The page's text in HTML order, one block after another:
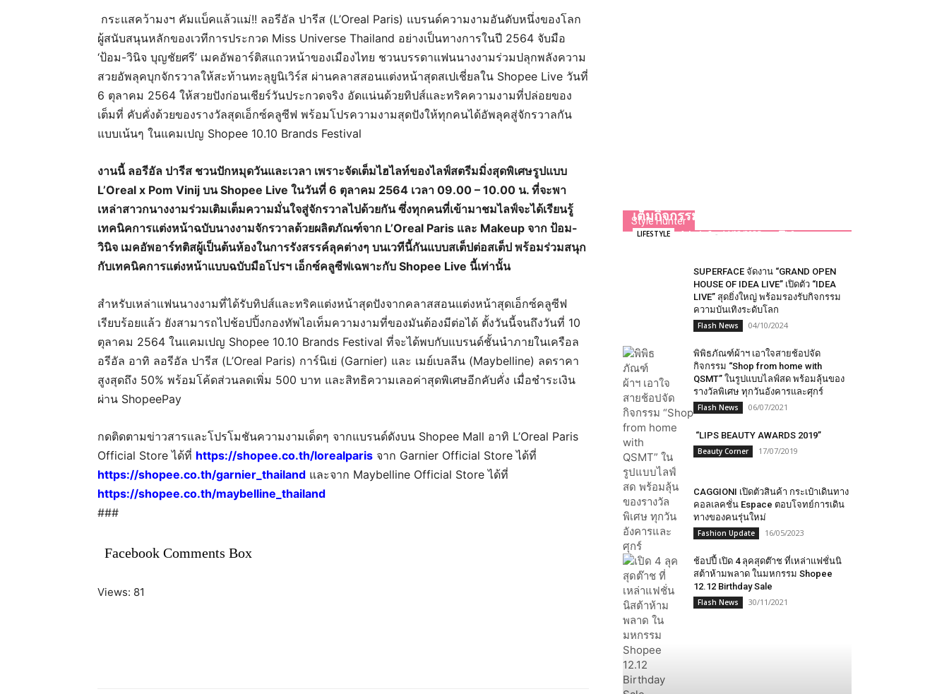
กระแสคว้ามงฯ คัมแบ็คแล้วแม่!! ลอรีอัล ปารีส (L’Oreal Paris) แบรนด์ความงามอันดับหนึ่งของโลก
ผู้สนับสนุนหลักของเวทีการประกวด Miss Universe Thailand อย่างเป็นทางการในปี 2564 จับมือ
‘ป้อม-วินิจ บุญชัยศรี’ เมคอัพอาร์ติสแถวหน้าของเมืองไทย ชวนบรรดาแฟนนางงามร่วมปลุกพลังความ
สวยอัพลุคบุกจักรวาลให้สะท้านทะลุยูนิเวิร์ส ผ่านคลาสสอนแต่งหน้าสุดสเปเชี่ยลใน Shopee Live วันที่
6 ตุลาคม 2564 ให้สวยปังก่อนเชียร์วันประกวดจริง อัดแน่นด้วยทิปส์และทริคความงามที่ปล่อยของ
เต็มที่ คับคั่งด้วยของรางวัลสุดเอ็กซ์คลูซีฟ พร้อมโปรความงามสุดปังให้ทุกคนได้อัพลุคสู่จักรวาลกัน
แบบเน้นๆ ในแคมเปญ Shopee 10.10 Brands Festival
งานนี้ ลอรีอัล ปารีส ชวนปักหมุดวันและเวลา เพราะจัดเต็มไฮไลท์ของไลฟ์สตรีมมิ่งสุดพิเศษรูปแบบ
L’Oreal x Pom Vinij บน Shopee Live ในวันที่ 6 ตุลาคม 2564 เวลา 09.00 – 10.00 น. ที่จะพา
เหล่าสาวกนางงามร่วมเติมเต็มความมั่นใจสู่จักรวาลไปด้วยกัน ซึ่งทุกคนที่เข้ามาชมไลฟ์จะได้เรียนรู้
เทคนิคการแต่งหน้าฉบับนางงามจักรวาลด้วยผลิตภัณฑ์จาก L’Oreal Paris และ Makeup จาก ป้อม-
วินิจ เมคอัพอาร์ทติสผู้เป็นต้นห้องในการรังสรรค์ลุคต่างๆ บนเวทีนี้กันแบบสเต็ปต่อสเต็ป พร้อมร่วมสนุก
กับเทคนิคการแต่งหน้าแบบฉบับมือโปรฯ เอ็กซ์คลูซีฟเฉพาะกับ Shopee Live นี้เท่านั้น
สำหรับเหล่าแฟนนางงามที่ได้รับทิปส์และทริคแต่งหน้าสุดปังจากคลาสสอนแต่งหน้าสุดเอ็กซ์คลูซีฟ
เรียบร้อยแล้ว ยังสามารถไปช้อปปิ้งกองทัพไอเท็มความงามที่ของมันต้องมีต่อได้ ตั้งวันนี้จนถึงวันที่ 10
ตุลาคม 2564 ในแคมเปญ Shopee 10.10 Brands Festival ที่จะได้พบกับแบรนด์ชั้นนำภายในเครือล
อรีอัล อาทิ ลอรีอัล ปารีส (L’Oreal Paris) การ์นิเย่ (Garnier) และ เมย์เบลลีน (Maybelline) ลดราคา
สูงสุดถึง 50% พร้อมโค้ดส่วนลดเพิ่ม 500 บาท และสิทธิความเลอค่าสุดพิเศษอีกคับคั่ง เมื่อชำระเงิน
ผ่าน ShopeePay
กดติดตามข่าวสารและโปรโมชันความงามเด็ดๆ จากแบรนด์ดังบน Shopee Mall อาทิ L’Oreal Paris
Official Store ได้ที่ https://shopee.co.th/lorealparis จาก Garnier Official Store ได้ที่
https://shopee.co.th/garnier_thailand และจาก Maybelline Official Store ได้ที่
https://shopee.co.th/maybelline_thailand
###
Facebook Comments Box
Views: 81
Style Hunter
เต็มกิจกรรมสนุก ถูกใจสาวก Art toys
LIFESTYLE Admin2 - 14/02/2025 0
SUPERFACE จัดงาน “GRAND OPEN
HOUSE OF IDEA LIVE” เปิดตัว “IDEA
LIVE” สุดยิ่งใหญ่ พร้อมรองรับกิจกรรม
ความบันเทิงระดับโลก
Flash News 04/10/2024
พิพิธภัณฑ์ผ้าฯ เอาใจสายช้อปจัด
กิจกรรม “Shop from home with
QSMT” ในรูปแบบไลฟ์สด พร้อมลุ้นของ
รางวัลพิเศษ ทุกวันอังคารและศุกร์
Flash News 06/07/2021
“LIPS BEAUTY AWARDS 2019”
Beauty Corner 17/07/2019
CAGGIONI เปิดตัวสินค้า กระเป๋าเดินทาง
คอลเลคชั่น Espace ตอบโจทย์การเดิน
ทางของคนรุ่นใหม่
Fashion Update 16/05/2023
ช้อปปี้​ เปิด 4 ลุคสุดต๊าช ที่เหล่าแฟชั่นนิ
สต้าห้ามพลาด ในมหกรรม Shopee
12.12 Birthday Sale
Flash News 30/11/2021